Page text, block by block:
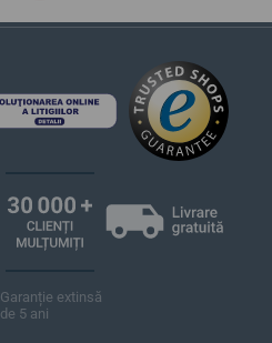
Garanție extinsă
de 5 ani